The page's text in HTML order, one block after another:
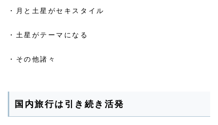
・月と土星がセキスタイル
・土星がテーマになる
・その他諸々
国内旅行は引き続き活発